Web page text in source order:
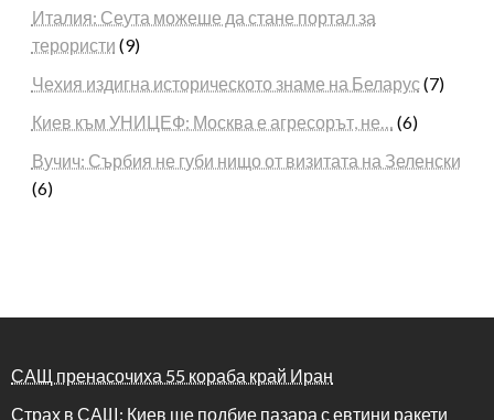
Италия: Сеута можеше да стане портал за
терористи (9)
Чехия издигна историческото знаме на Беларус(7)
Киев към УНИЦЕФ: Москва е агресорът, не… (6)
Вучич: Сърбия не губи нищо от визитата на Зеленски
(6)
САЩ пренасочиха 55 кораба край Иран
Страх в САЩ: Киев ще подбие пазара с евтини ракети